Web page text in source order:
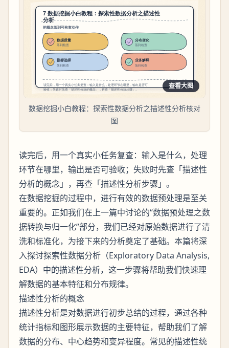
查看大图
数据挖掘小白教程：探索性数据分析之描述性分析核对
图
读完后，用一个真实小任务复查：输入是什么，处理
环节在哪里，输出是否可验收；失败时先查「描述性
分析的概念」，再查「描述性分析步骤」。
在数据挖掘的过程中，进行有效的数据预处理是至关
重要的。正如我们在上一篇中讨论的“数据预处理之数
据转换与归一化”部分，我们已经对原始数据进行了清
洗和标准化，为接下来的分析奠定了基础。本篇将深
入探讨探索性数据分析（Exploratory Data Analysis,
EDA）中的描述性分析，这一步骤将帮助我们快速理
解数据的基本特征和分布规律。
描述性分析的概念
描述性分析是对数据进行初步总结的过程，通过各种
统计指标和图形展示数据的主要特征，帮助我们了解
数据的分布、中心趋势和变异程度。常见的描述性统